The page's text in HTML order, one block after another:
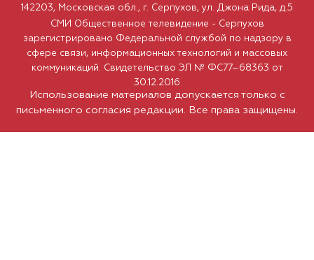
Использование материалов допускается только с
письменного согласия редакции. Все права защищены.
142203, Московская обл., г. Серпухов, ул. Джона Рида, д.5
СМИ Общественное телевидение - Серпухов
зарегистрировано Федеральной службой по надзору в
сфере связи, информационных технологий и массовых
коммуникаций. Свидетельство ЭЛ № ФС77–68363 от
30.12.2016